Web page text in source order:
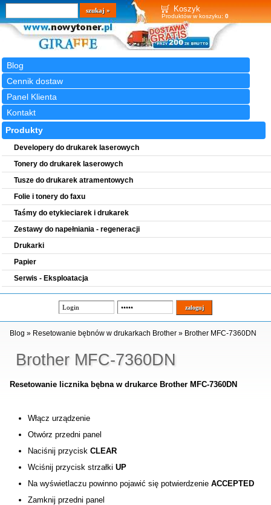
Koszyk
Produktów w koszyku: 0
Blog
Cennik dostaw
Panel Klienta
Kontakt
Wyszukiwarka
szukaj
Produkty
Developery do drukarek laserowych
Tonery do drukarek laserowych
Tusze do drukarek atramentowych
Folie i tonery do faxu
Taśmy do etykieciarek i drukarek
Zestawy do napełniania - regeneracji
Drukarki
Papier
Serwis - Eksploatacja
Brother MFC-7360DN
Blog » Resetowanie bębnów w drukarkach Brother » Brother MFC-7360DN
Resetowanie licznika bębna w drukarce Brother MFC-7360DN
Włącz urządzenie
Otwórz przedni panel
Naciśnij przyciskCLEAR
Wciśnij przycisk strzałkiUP
Na wyświetlaczu powinno pojawić się potwierdzenieACCEPTED
Zamknij przedni panel